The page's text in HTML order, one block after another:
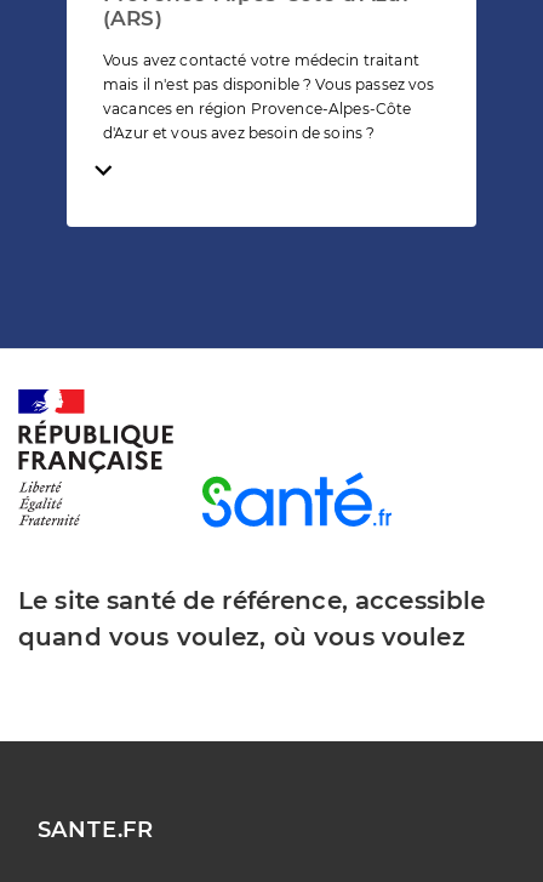
(ARS)
Vous avez contacté votre médecin traitant
mais il n'est pas disponible ? Vous passez vos
vacances en région Provence-Alpes-Côte
d'Azur et vous avez besoin de soins ?
Temps de lecture
Le site santé de référence, accessible
quand vous voulez, où vous voulez
SANTE.FR